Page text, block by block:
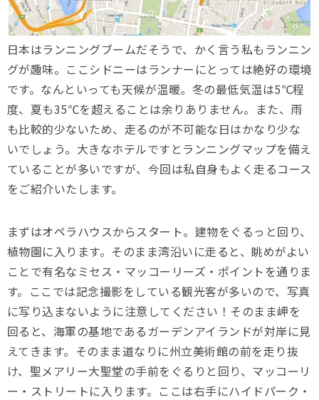
日本はランニングブームだそうで、かく言う私もランニン
グが趣味。ここシドニーはランナーにとっては絶好の環境
です。なんといっても天候が温暖。冬の最低気温は5℃程
度、夏も35℃を超えることは余りありません。また、雨
も比較的少ないため、走るのが不可能な日はかなり少な
いでしょう。大きなホテルですとランニングマップを備え
ていることが多いですが、今回は私自身もよく走るコース
をご紹介いたします。
まずはオペラハウスからスタート。建物をぐるっと回り、
植物園に入ります。そのまま湾沿いに走ると、眺めがよい
ことで有名なミセス・マッコーリーズ・ポイントを通りま
す。ここでは記念撮影をしている観光客が多いので、写真
に写り込まないように注意してください！そのまま岬を
回ると、海軍の基地であるガーデンアイランドが対岸に見
えてきます。そのまま道なりに州立美術館の前を走り抜
け、聖メアリー大聖堂の手前をぐるりと回り、マッコーリ
ー・ストリートに入ります。ここは右手にハイドパーク・